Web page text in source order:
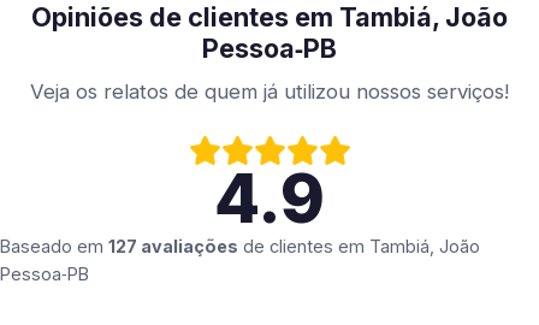
Opiniões de clientes em Tambiá, João
Pessoa‑PB
Veja os relatos de quem já utilizou nossos serviços!
4.9
Baseado em 127 avaliações de clientes em Tambiá, João
Pessoa‑PB